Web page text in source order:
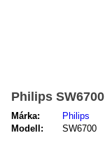
Philips SW6700
Márka:
Philips
Modell:
SW6700